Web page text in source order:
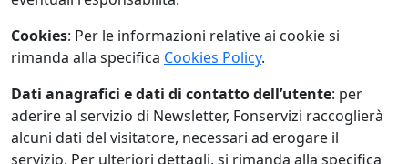
Cookies: Per le informazioni relative ai cookie si
rimanda alla specifica Cookies Policy.
Dati anagrafici e dati di contatto dell’utente: per
aderire al servizio di Newsletter, Fonservizi raccoglierà
alcuni dati del visitatore, necessari ad erogare il
servizio. Per ulteriori dettagli, si rimanda alla specifica